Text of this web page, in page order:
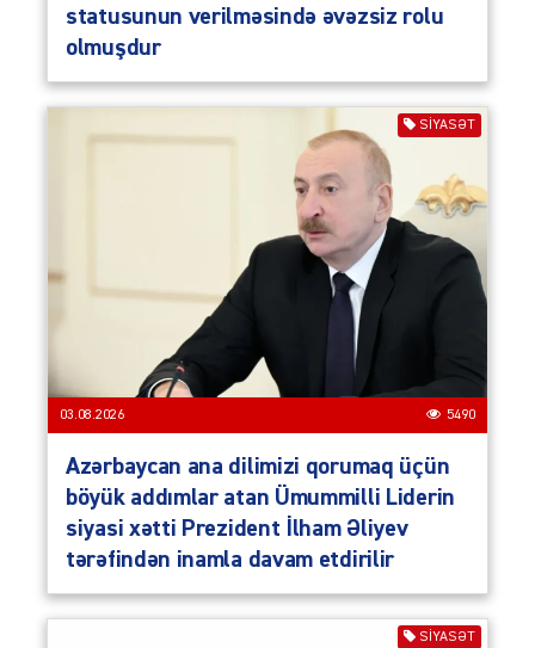
statusunun verilməsində əvəzsiz rolu
olmuşdur
SIYASƏT
03.08.2026 5490
Azərbaycan ana dilimizi qorumaq üçün
böyük addımlar atan Ümummilli Liderin
siyasi xətti Prezident İlham Əliyev
tərəfindən inamla davam etdirilir
SIYASƏT